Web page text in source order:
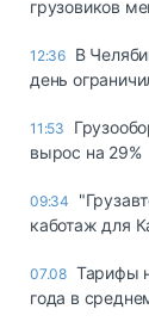
грузовиков
12:36 В
день
11:53
вырос на 29%
09:34
каботаж для
07.08 Тарифы
года в